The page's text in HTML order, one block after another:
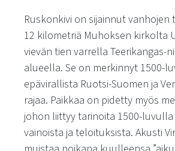
Ruskonkivi on sijainnut vanhojen
12 kilometriä Muhoksen kirkolta
vievän tien varrella Teerikangas-
alueella. Se on merkinnyt 1500-
epävirallista Ruotsi-Suomen ja
rajaa. Paikkaa on pidetty myös
johon liittyy tarinoita 1500-
vainoista ja teloituksista. Akusti